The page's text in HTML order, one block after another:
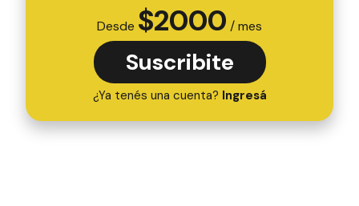
Desde $2000 / mes
Suscribite
¿Ya tenés una cuenta? Ingresá